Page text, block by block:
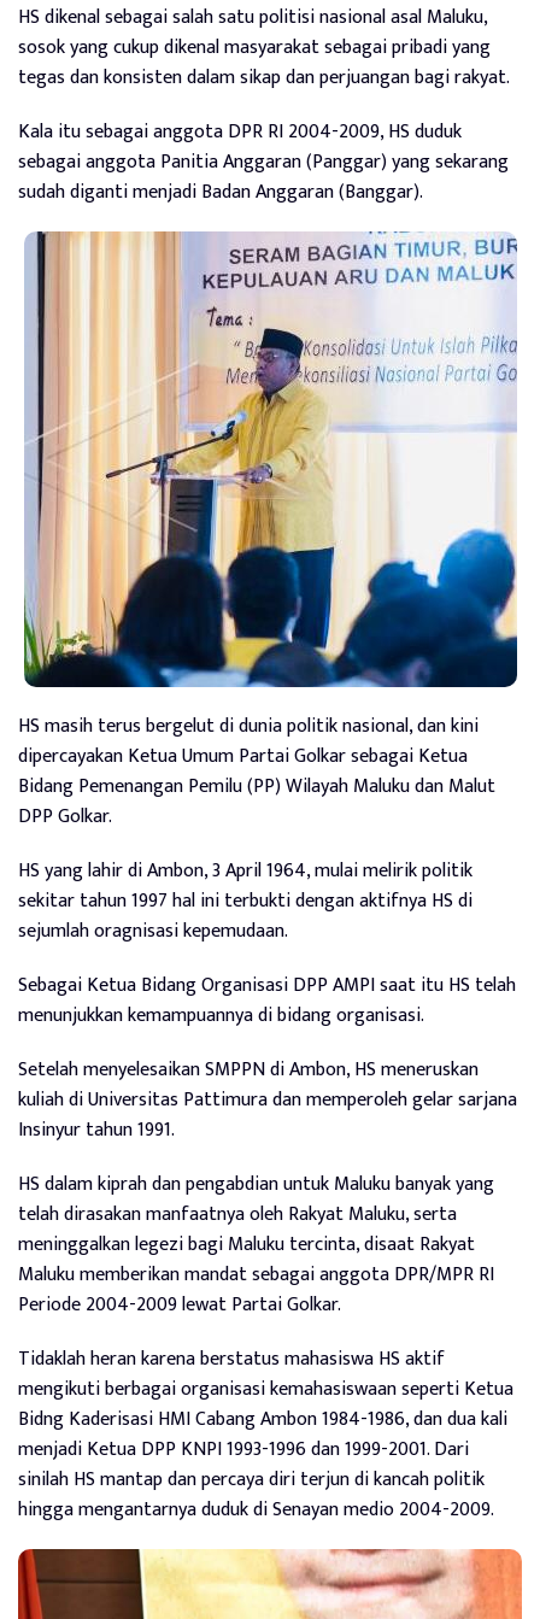
HS dikenal sebagai salah satu politisi nasional asal Maluku,
sosok yang cukup dikenal masyarakat sebagai pribadi yang
tegas dan konsisten dalam sikap dan perjuangan bagi rakyat.
Kala itu sebagai anggota DPR RI 2004-2009, HS duduk
sebagai anggota Panitia Anggaran (Panggar) yang sekarang
sudah diganti menjadi Badan Anggaran (Banggar).
HS masih terus bergelut di dunia politik nasional, dan kini
dipercayakan Ketua Umum Partai Golkar sebagai Ketua
Bidang Pemenangan Pemilu (PP) Wilayah Maluku dan Malut
DPP Golkar.
HS yang lahir di Ambon, 3 April 1964, mulai melirik politik
sekitar tahun 1997 hal ini terbukti dengan aktifnya HS di
sejumlah oragnisasi kepemudaan.
Sebagai Ketua Bidang Organisasi DPP AMPI saat itu HS telah
menunjukkan kemampuannya di bidang organisasi.
Setelah menyelesaikan SMPPN di Ambon, HS meneruskan
kuliah di Universitas Pattimura dan memperoleh gelar sarjana
Insinyur tahun 1991.
HS dalam kiprah dan pengabdian untuk Maluku banyak yang
telah dirasakan manfaatnya oleh Rakyat Maluku, serta
meninggalkan legezi bagi Maluku tercinta, disaat Rakyat
Maluku memberikan mandat sebagai anggota DPR/MPR RI
Periode 2004-2009 lewat Partai Golkar.
Tidaklah heran karena berstatus mahasiswa HS aktif
mengikuti berbagai organisasi kemahasiswaan seperti Ketua
Bidng Kaderisasi HMI Cabang Ambon 1984-1986, dan dua kali
menjadi Ketua DPP KNPI 1993-1996 dan 1999-2001. Dari
sinilah HS mantap dan percaya diri terjun di kancah politik
hingga mengantarnya duduk di Senayan medio 2004-2009.